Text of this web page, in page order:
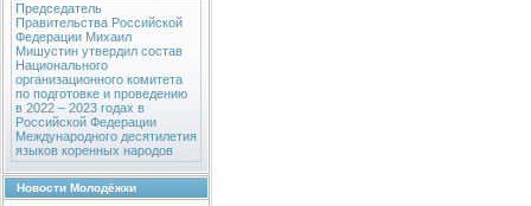
Председатель
Правительства Российской
Федерации Михаил
Мишустин утвердил состав
Национального
организационного комитета
по подготовке и проведению
в 2022 – 2023 годах в
Российской Федерации
Международного десятилетия
языков коренных народов
Новости Молодёжки